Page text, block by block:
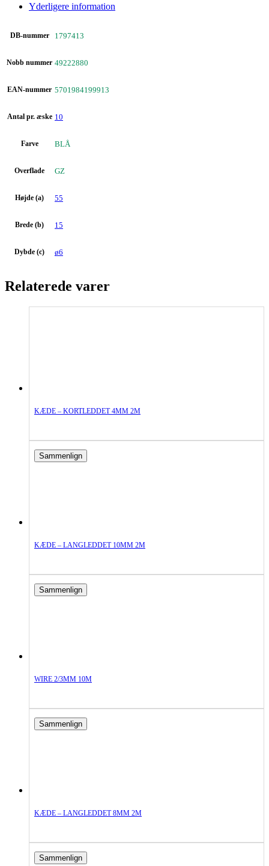
Yderligere information
DB-nummer 1797413
Nobb nummer 49222880
EAN-nummer 5701984199913
Antal pr. æske 10
Farve BLÅ
Overflade GZ
Højde (a) 55
Brede (b) 15
Dybde (c) ø6
Relaterede varer
KÆDE – KORTLEDDET 4MM 2M
Sammenlign
KÆDE – LANGLEDDET 10MM 2M
Sammenlign
WIRE 2/3MM 10M
Sammenlign
KÆDE – LANGLEDDET 8MM 2M
Sammenlign